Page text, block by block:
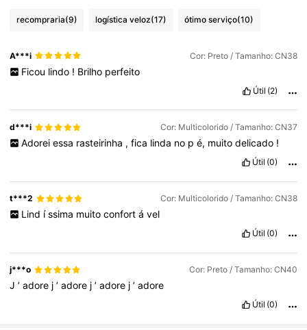
recompraria(9) logística veloz(17) ótimo serviço(10)
A***i Cor: Preto / Tamanho: CN38
Ficou lindo ! Brilho perfeito
Útil (2)
d***i Cor: Multicolorido / Tamanho: CN37
Adorei essa rasteirinha , fica linda no p é, muito delicado !
Útil (0)
t***2 Cor: Multicolorido / Tamanho: CN38
Lind íssima muito confort á vel
Útil (0)
j***o Cor: Preto / Tamanho: CN40
J’adore j’adore j’adore j’adore
Útil (0)